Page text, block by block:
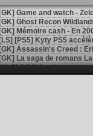
DOOM arrive en
Bethesda fête les 30
[GK] Roblox : l'action en
[GK] Agenda - GeForce